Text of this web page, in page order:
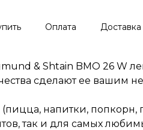
Оплата Доставка
& Shtain BMO 26 W
сделают ее вашим
напитки, попкорн,
так и для самых